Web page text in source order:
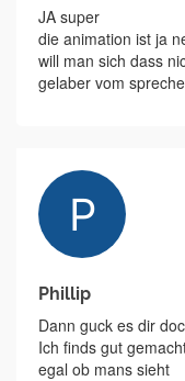
JA super
die animation ist ja
will man sich dass
gelaber vom
Phillip
Dann guck es dir
Ich finds gut
egal ob mans sieht